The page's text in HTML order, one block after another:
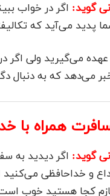
گوید: اگر در خواب
پدید می‌آید که
می‌گیرید ولی اگر
می‌دهد که به دنبال
همراه با
گوید: اگر دیدید به
و خداحافظی
کجا هستید خوب